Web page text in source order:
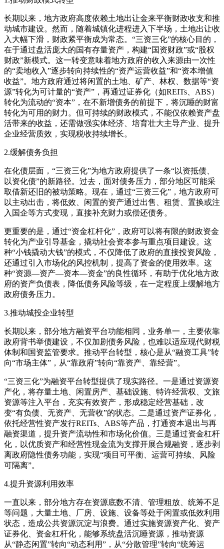
长期以来，地方政府高度依赖土地出让金来平衡财政收支和推
动城市建设。然而，随着城镇化进程进入下半场，土地出让收
入大幅下滑，财政紧平衡成为常态。“三资三化”的核心目的，
在于通过盘活庞大的国有存量资产，构建“国资财政”或“股权
财政”新模式。这一转变意味着地方政府的收入来源由一次性
的“卖地收入”逐步转向持续性的“资产运营收益”和“资本增值
收益”。地方政府通过将闲置的土地、矿产、林权、数据等“资
源”转化为可计量的“资产”，再通过证券化（如REITs、ABS）
转化为流动的“资本”，在不新增债务的前提下，将沉睡的财富
转化为可用的财力。但可持续的财政模式，不能仅依赖资产盘
活带来的收益，还需做强实体经济、培育壮大主导产业、提升
企业经营质效，实现税收持续增长。
2.缓解债务负担
在化债层面，“三资三化”为地方政府提供了一条“以资抵债、
以资化债”的新路径。过去，面对债务压力，部分地区可能采
取借新还旧的被动策略。现在，通过“三资三化”，地方政府可
以主动出击，将低效、闲置的资产通过出售、租赁、置换或注
入国企等方式变现，直接补充财力或偿还债务。
更重要的是，通过“资金杠杆化”，政府可以将有限的财政资金
转化为产业引导基金，撬动社会资本参与重点项目建设。这
种“小钱撬动大钱”的模式，不仅降低了政府的直接投资风险，
还通过引入市场化的风控机制，提高了资金的使用效率。这
种“资源—资产—资本—资金”的良性循环，有助于优化地方政
府的资产负债表，降低债务风险等级，在一定程度上缓解地方
政府债务压力。
3.推动城投企业转型
长期以来，部分地方融资平台功能相同，业务单一，主要依靠
政府背书举债建设，不仅加剧债务风险，也难以适应现代财税
体制和国资监管要求。推动平台转型，核心是从“融资工具”转
向“市场主体”，从“靠政府”转向“靠资产、靠经营”。
“三资三化”为融资平台转型提供了现实路径。一是通过资源资
产化，将存量土地、闲置房产、基础设施、特许经营权、文旅
资源等注入平台，充实有效资产，形成稳定经营基础，改
变“有负债、无资产、无营收”的状态。二是通过资产证券化，
依托经营性资产发行REITs、ABS等产品，打通资本退出与再
融资渠道，提升资产流动性和市场化价值。三是通过资金杠杆
化，以优质资产和经营性现金流为支撑开展合规融资，逐步剥
离政府隐性债务功能，实现“项目可平衡、运营可持续、风险
可隔离”。
4.提升资源利用效率
一直以来，部分地方存在资源底数不清、管理粗放、统筹不足
等问题，大量土地、厂房、设施、设备等处于闲置或低效利用
状态，造成公共资源沉淀与浪费。通过实施资源资产化、资产
证券化、资金杠杆化，能够系统盘活沉睡资源，推动资源
从“静态闲置”转向“动态利用”，从“分散管理”转向“统筹运